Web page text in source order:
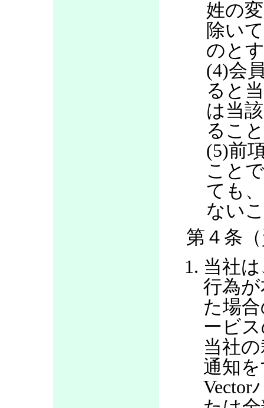
姓の
除い
のと
(4)会
ると
は当
るこ
(5)前
こと
ても
ない
第４条
当社
行為
た場
ービ
当社
通知
Vector